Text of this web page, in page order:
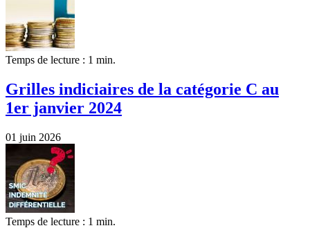
Temps de lecture : 1 min.
Grilles indiciaires de la catégorie C au
1er janvier 2024
01 juin 2026
Temps de lecture : 1 min.